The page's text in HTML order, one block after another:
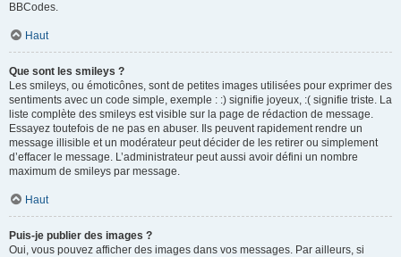
BBCodes.
Haut
Que sont les smileys ?
Les smileys, ou émoticônes, sont de petites images utilisées pour exprimer des
sentiments avec un code simple, exemple : :) signifie joyeux, :( signifie triste. La
liste complète des smileys est visible sur la page de rédaction de message.
Essayez toutefois de ne pas en abuser. Ils peuvent rapidement rendre un
message illisible et un modérateur peut décider de les retirer ou simplement
d’effacer le message. L’administrateur peut aussi avoir défini un nombre
maximum de smileys par message.
Haut
Puis-je publier des images ?
Oui, vous pouvez afficher des images dans vos messages. Par ailleurs, si